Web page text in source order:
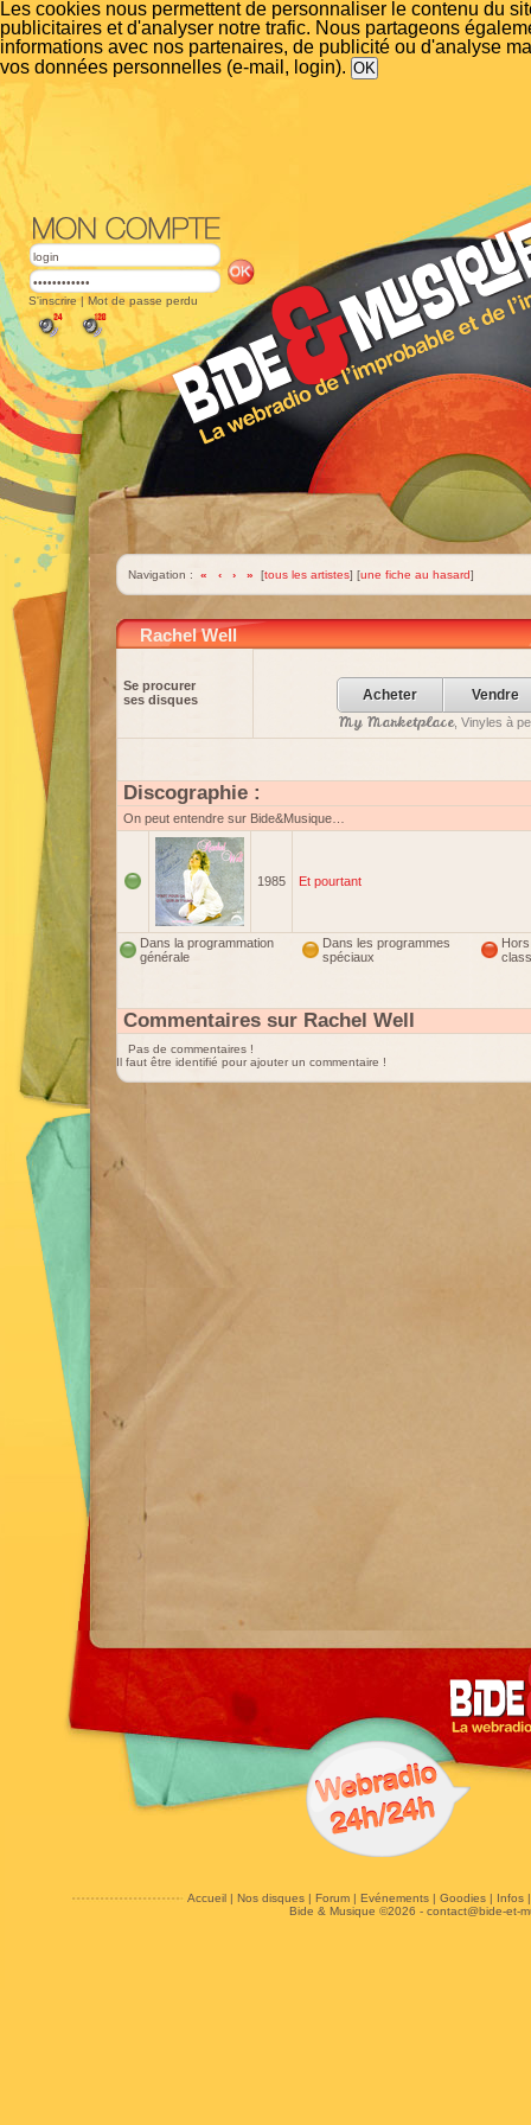
Les cookies nous permettent de personnaliser le contenu du
publicitaires et d'analyser notre trafic. Nous partageons
informations avec nos partenaires, de publicité ou d'analyse
vos données personnelles (e-mail, login).
S'inscrire | Mot de passe perdu
Navigation : « ‹ › » [tous les artistes] [une fiche au hasard]
Rachel Well
Se procurer
ses disques
Acheter Vendre
My Marketplace, Vinyles à
Discographie :
On peut entendre sur Bide&Musique…
1985 Et pourtant
Dans la programmation
générale
Dans les programmes
spéciaux
Hors
Commentaires sur Rachel Well
Pas de commentaires !
Il faut être identifié pour ajouter un commentaire !
Accueil| Nos disques| Forum| Evénements| Goodies| Infos
Bide & Musique ©2026 - contact@bide-et-